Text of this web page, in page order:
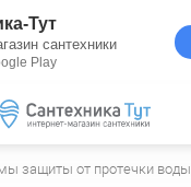
Тут
сантехники
Play
защиты от протечки воды